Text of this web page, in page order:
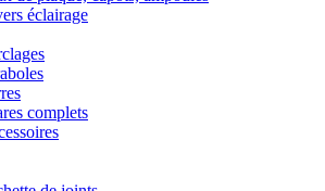
éclairage
complets